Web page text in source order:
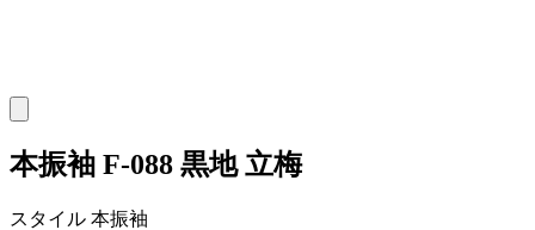
本振袖 F-088 黒地 立梅
スタイル 本振袖